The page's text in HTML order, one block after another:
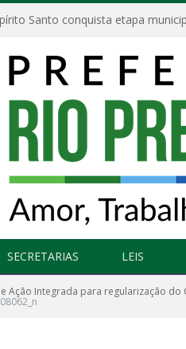
SECRETARIAS LEIS
Ação Integrada para regularização do